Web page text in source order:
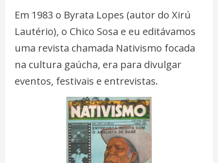
Em 1983 o Byrata Lopes (autor do Xirú
Lautério), o Chico Sosa e eu editávamos
uma revista chamada Nativismo focada
na cultura gaúcha, era para divulgar
eventos, festivais e entrevistas.